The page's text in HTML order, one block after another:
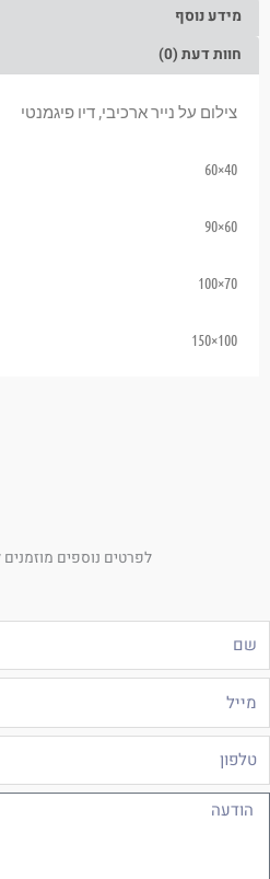
מידע נוסף
חוות דעת (0)
צילום על נייר ארכיבי, דיו פיגמנטי
40×60
60×90
70×100
100×150
לפרטים נוספים מוזמנים